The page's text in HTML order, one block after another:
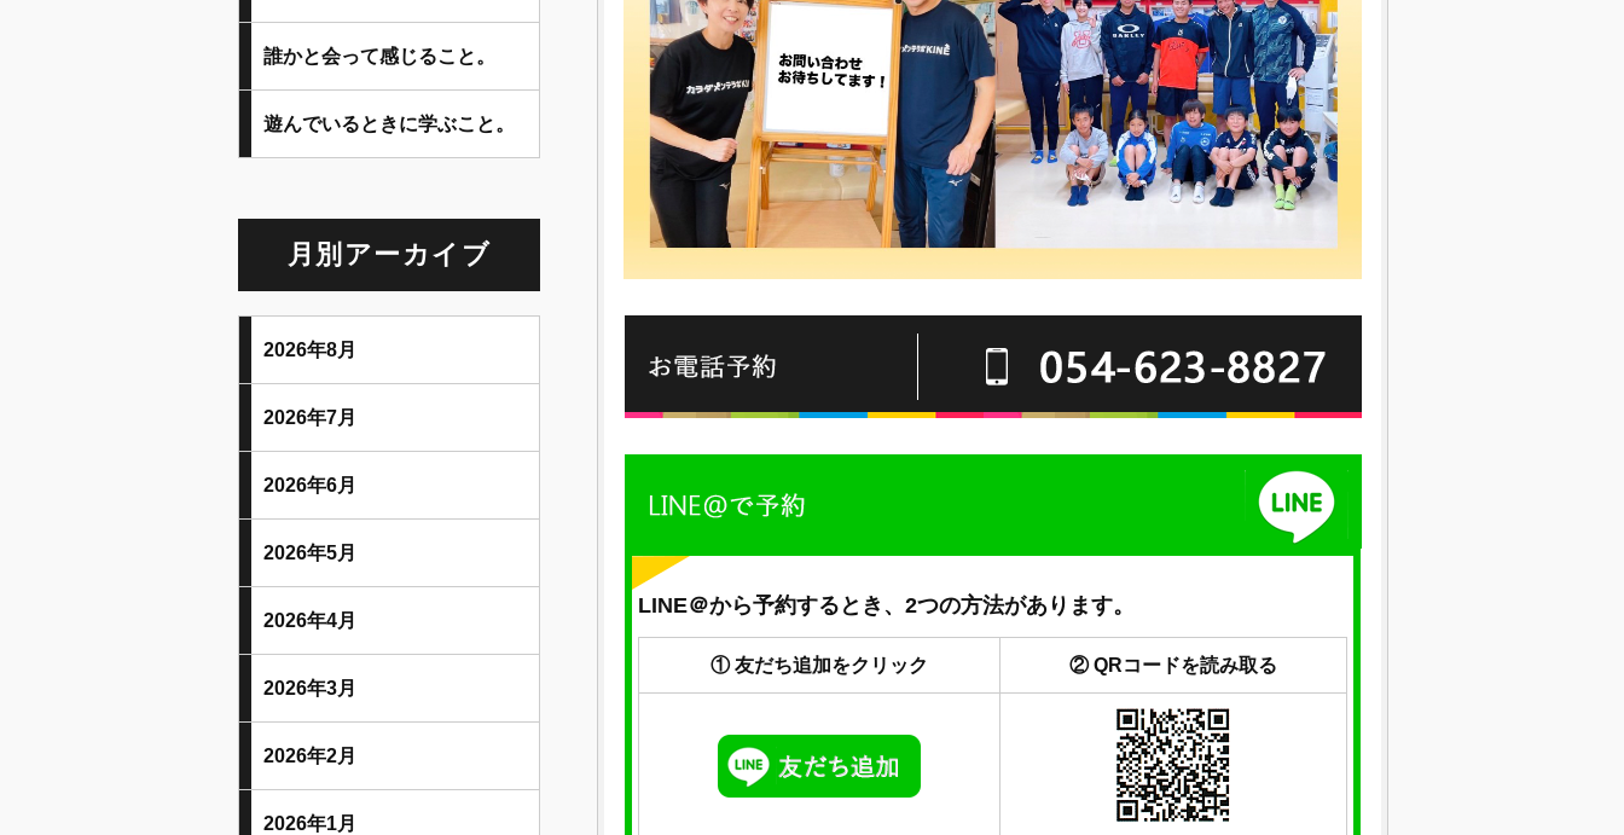
LINE＠から予約するとき、2つの方法があります。
① 友だち追加をクリック ② QRコードを読み取る
誰かと会って感じること。
遊んでいるときに学ぶこと。
月別アーカイブ
2026年8月
2026年7月
2026年6月
2026年5月
2026年4月
2026年3月
2026年2月
2026年1月